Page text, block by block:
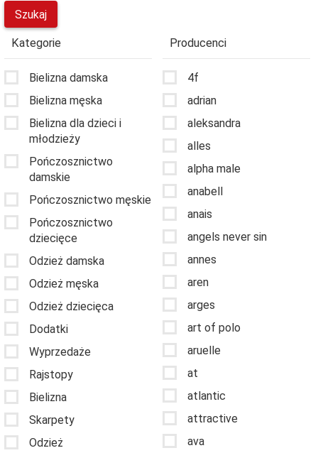
Kategorie
Bielizna damska
Bielizna męska
Bielizna dla dzieci i
młodzieży
Pończosznictwo
damskie
Pończosznictwo męskie
Pończosznictwo
dziecięce
Odzież damska
Odzież męska
Odzież dziecięca
Dodatki
Wyprzedaże
Rajstopy
Bielizna
Skarpety
Odzież
Producenci
4f
adrian
aleksandra
alles
alpha male
anabell
anais
angels never sin
annes
aren
arges
art of polo
aruelle
at
atlantic
attractive
ava